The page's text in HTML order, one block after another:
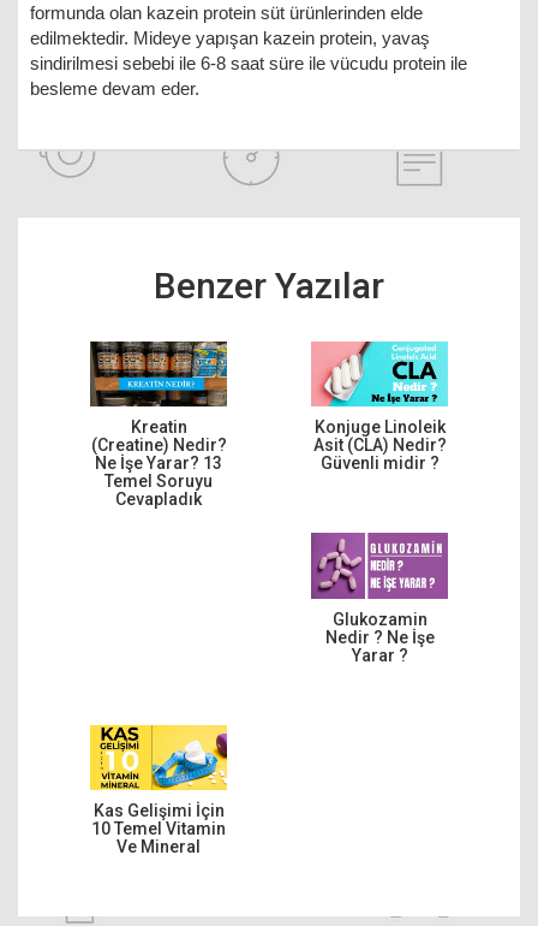
formunda olan kazein protein süt ürünlerinden elde
edilmektedir. Mideye yapışan kazein protein, yavaş
sindirilmesi sebebi ile 6-8 saat süre ile vücudu protein ile
besleme devam eder.
Benzer Yazılar
Kreatin
(Creatine) Nedir?
Ne İşe Yarar? 13
Temel Soruyu
Cevapladık
Konjuge Linoleik
Asit (CLA) Nedir?
Güvenli midir ?
Glukozamin
Nedir ? Ne İşe
Yarar ?
Kas Gelişimi İçin
10 Temel Vitamin
Ve Mineral